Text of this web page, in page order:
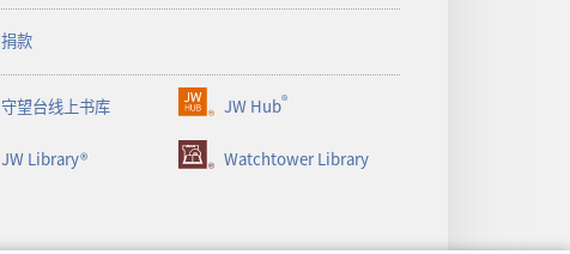
捐款
守望台线上书库 JW Hub®
（打
开
新
JW Library® Watchtower Library